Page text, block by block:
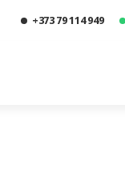
+373 79 114 949